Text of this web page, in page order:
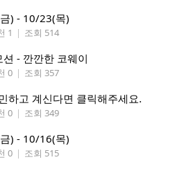
) - 10/23(목)
1 | 조회 514
- 깐깐한 코웨이
0 | 조회 357
하고 계신다면 클릭해주세요.
0 | 조회 349
) - 10/16(목)
0 | 조회 515